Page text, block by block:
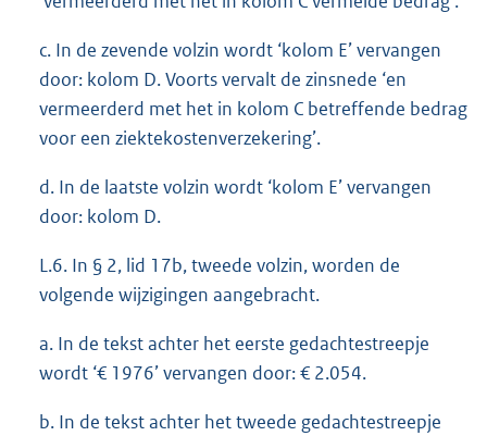
c. In de zevende volzin wordt ‘kolom E’ vervangen
door: kolom D. Voorts vervalt de zinsnede ‘en
vermeerderd met het in kolom C betreffende bedrag
voor een ziektekostenverzekering’.
d. In de laatste volzin wordt ‘kolom E’ vervangen
door: kolom D.
L.6. In § 2, lid 17b, tweede volzin, worden de
volgende wijzigingen aangebracht.
a. In de tekst achter het eerste gedachtestreepje
wordt ‘€ 1976’ vervangen door: € 2.054.
b. In de tekst achter het tweede gedachtestreepje